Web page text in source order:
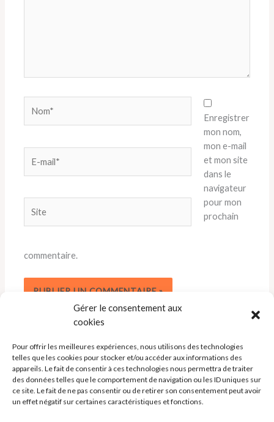
Gérer le consentement aux
cookies
Pour offrir les meilleures expériences, nous utilisons des technologies
telles que les cookies pour stocker et/ou accéder aux informations des
appareils. Le fait de consentir à ces technologies nous permettra de traiter
des données telles que le comportement de navigation ou les ID uniques sur
ce site. Le fait de ne pas consentir ou de retirer son consentement peut avoir
un effet négatif sur certaines caractéristiques et fonctions.
mail*
Enregistrer
mon nom,
mon e-mail
et mon site
dans le
navigateur
pour mon
prochain
commentaire.